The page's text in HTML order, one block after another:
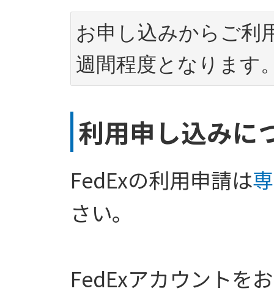
お申し込みからご利
週間程度となります
利用申し込みに
FedExの利用申請は
さい。
FedExアカウントを